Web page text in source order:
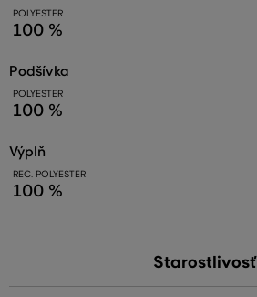
POLYESTER
100 %
podšívka
POLYESTER
100 %
výplň
REC. POLYESTER
100 %
Starostlivosť